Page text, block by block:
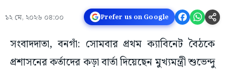
১২ মে, ২০২৬ ০৪:০০ Prefer us on Google
সংবাদদাতা, বনগাঁ: সোমবার প্রথম ক্যাবিনেট বৈঠকে
প্রশাসনের কর্তাদের কড়া বার্তা দিয়েছেন মুখ্যমন্ত্রী শুভেন্দু